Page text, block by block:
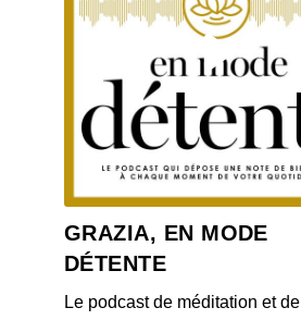
GRAZIA, EN MODE
DÉTENTE
Le podcast de méditation et de